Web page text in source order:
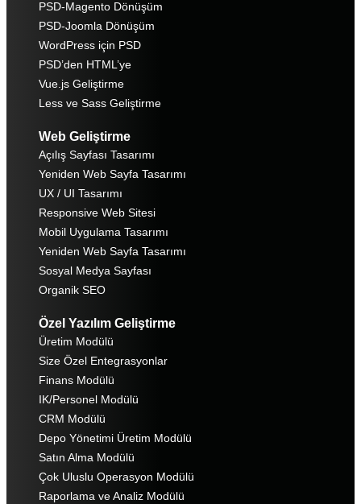
PSD-Magento Dönüşüm
PSD-Joomla Dönüşüm
WordPress için PSD
PSD’den HTML’ye
Vue.js Geliştirme
Less ve Sass Geliştirme
Web Geliştirme
Açılış Sayfası Tasarımı
Yeniden Web Sayfa Tasarımı
UX / UI Tasarımı
Responsive Web Sitesi
Mobil Uygulama Tasarımı
Yeniden Web Sayfa Tasarımı
Sosyal Medya Sayfası
Organik SEO
Özel Yazılım Geliştirme
Üretim Modülü
Size Özel Entegrasyonlar
Finans Modülü
IK/Personel Modülü
CRM Modülü
Depo Yönetimi Üretim Modülü
Satın Alma Modülü
Çok Uluslu Operasyon Modülü
Raporlama ve Analiz Modülü